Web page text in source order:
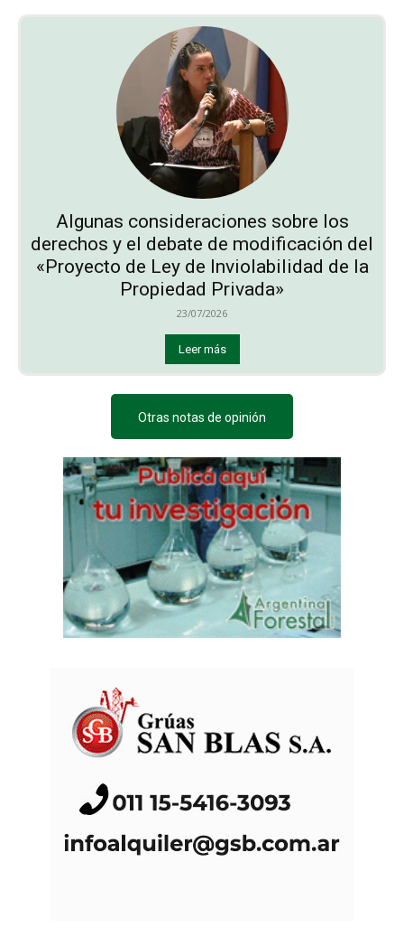
Algunas consideraciones sobre los
derechos y el debate de modificación del
«Proyecto de Ley de Inviolabilidad de la
Propiedad Privada»
23/07/2026
Leer más
Otras notas de opinión